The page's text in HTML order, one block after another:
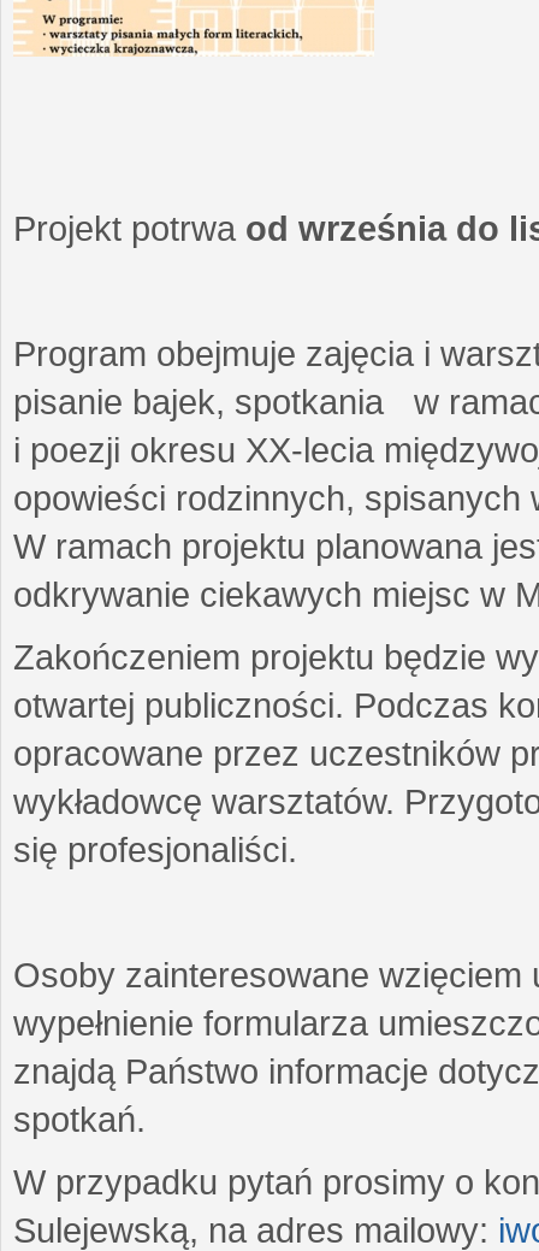
Projekt potrwa od września do
Program obejmuje zajęcia i
pisanie bajek, spotkania w
i poezji okresu XX-lecia
opowieści rodzinnych,
W ramach projektu planowana
odkrywanie ciekawych miejsc w
Zakończeniem projektu będzie
otwartej publiczności. Podczas
opracowane przez uczestników
wykładowcę warsztatów.
się profesjonaliści.
Osoby zainteresowane wzięciem
wypełnienie formularza
znajdą Państwo informacje
spotkań.
W przypadku pytań prosimy o
Sulejewską, na adres mailowy: